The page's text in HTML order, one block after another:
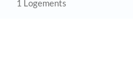
1 Logements